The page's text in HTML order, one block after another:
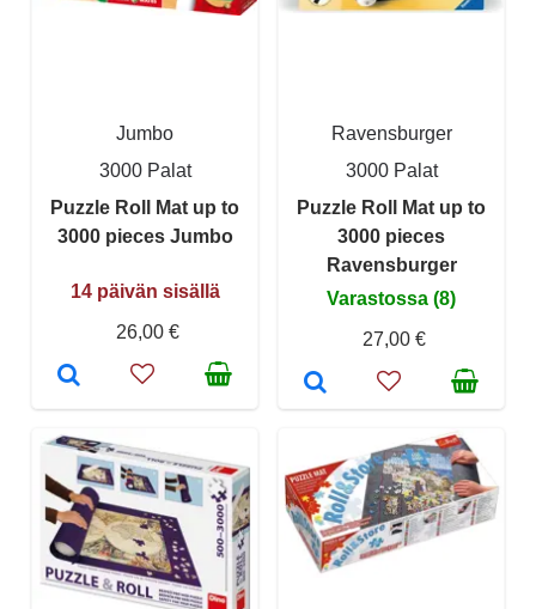
Jumbo
3000 Palat
Puzzle Roll Mat up to
3000 pieces Jumbo
14 päivän sisällä
26,00 €
Ravensburger
3000 Palat
Puzzle Roll Mat up to
3000 pieces
Ravensburger
Varastossa (8)
27,00 €